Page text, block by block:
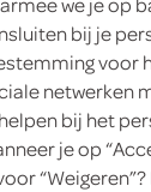
bij je
voor
netwerken
bij het
je op